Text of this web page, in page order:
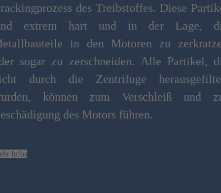
des Treibstoffes. Diese
extrem hart und in der Lage,
in den Motoren zu
sogar zu zerschneiden. Alle Partikel,
durch die Zentrifuge
können zum Verschleiß und
des Motors führen.
Infos